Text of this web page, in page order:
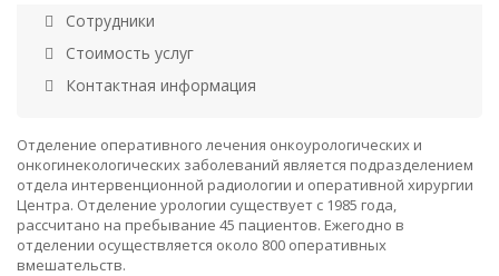
Сотрудники
Стоимость услуг
Контактная информация
Отделение оперативного лечения онкоурологических и
онкогинекологических заболеваний является подразделением
отдела интервенционной радиологии и оперативной хирургии
Центра. Отделение урологии существует с 1985 года,
рассчитано на пребывание 45 пациентов. Ежегодно в
отделении осуществляется около 800 оперативных
вмешательств.